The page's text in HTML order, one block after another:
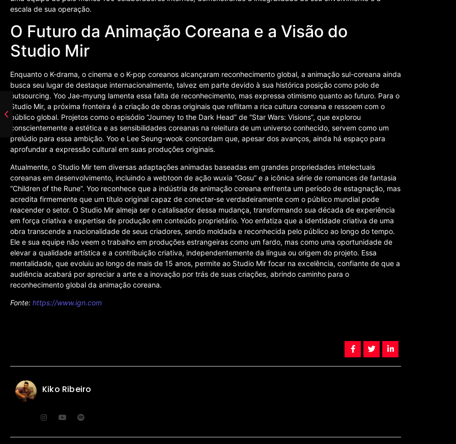
escala de sua operação.
O Futuro da Animação Coreana e a Visão do
Studio Mir
Enquanto o K-drama, o cinema e o K-pop coreanos alcançaram reconhecimento global, a animação sul-coreana ainda
busca seu lugar de destaque internacionalmente, talvez em parte devido à sua histórica posição como polo de
outsourcing. Yoo Jae-myung lamenta essa falta de reconhecimento, mas expressa otimismo quanto ao futuro. Para o
Studio Mir, a próxima fronteira é a criação de obras originais que reflitam a rica cultura coreana e ressoem com o
público global. Projetos como o episódio “Journey to the Dark Head” de “Star Wars: Visions”, que explorou
conscientemente a estética e as sensibilidades coreanas na releitura de um universo conhecido, servem como um
prelúdio para essa ambição. Yoo e Lee Seung-wook concordam que, apesar dos avanços, ainda há espaço para
aprofundar a expressão cultural em suas produções originais.
Atualmente, o Studio Mir tem diversas adaptações animadas baseadas em grandes propriedades intelectuais
coreanas em desenvolvimento, incluindo a webtoon de ação wuxia “Gosu” e a icônica série de romances de fantasia
“Children of the Rune”. Yoo reconhece que a indústria de animação coreana enfrenta um período de estagnação, mas
acredita firmemente que um título original capaz de conectar-se verdadeiramente com o público mundial pode
reacender o setor. O Studio Mir almeja ser o catalisador dessa mudança, transformando sua década de experiência
em força criativa e expertise de produção em conteúdo proprietário. Yoo enfatiza que a identidade criativa de uma
obra transcende a nacionalidade de seus criadores, sendo moldada e reconhecida pelo público ao longo do tempo.
Ele e sua equipe não veem o trabalho em produções estrangeiras como um fardo, mas como uma oportunidade de
elevar a qualidade artística e a contribuição criativa, independentemente da língua ou origem do projeto. Essa
mentalidade, que evoluiu ao longo de mais de 15 anos, permite ao Studio Mir focar na excelência, confiante de que a
audiência acabará por apreciar a arte e a inovação por trás de suas criações, abrindo caminho para o
reconhecimento global da animação coreana.
Fonte: https://www.ign.com
Kiko Ribeiro